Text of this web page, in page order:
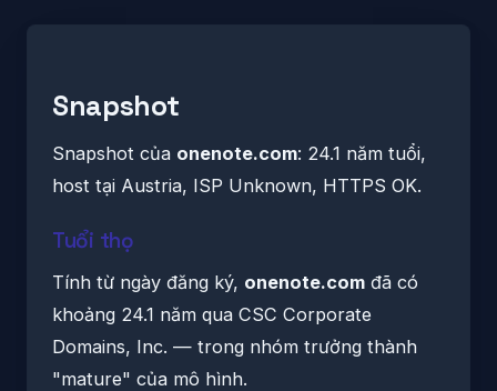
Snapshot
Snapshot của onenote.com: 24.1 năm tuổi,
host tại Austria, ISP Unknown, HTTPS OK.
Tuổi thọ
Tính từ ngày đăng ký, onenote.com đã có
khoảng 24.1 năm qua CSC Corporate
Domains, Inc. — trong nhóm trưởng thành
"mature" của mô hình.